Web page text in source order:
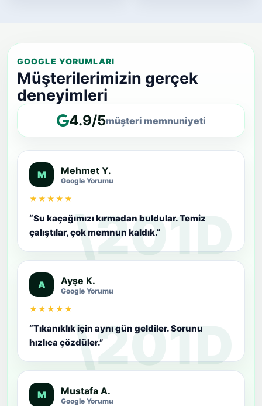
GOOGLE YORUMLARI
Müşterilerimizin gerçek
deneyimleri
4.9/5müşteri memnuniyeti
M Mehmet Y.
Google Yorumu
★★★★★
“Su kaçağımızı kırmadan buldular. Temiz
çalıştılar, çok memnun kaldık.”
A Ayşe K.
Google Yorumu
★★★★★
“Tıkanıklık için aynı gün geldiler. Sorunu
hızlıca çözdüler.”
M Mustafa A.
Google Yorumu